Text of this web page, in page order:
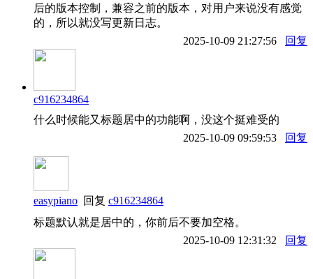
后的版本控制，兼容之前的版本，对用户来说没有感觉
的，所以就没写更新日志。
2025-10-09 21:27:56
回复
c916234864
什么时候能又标题居中的功能啊，没这个挺难受的
2025-10-09 09:59:53
回复
easypiano 回复 c916234864
标题默认就是居中的，你前后不要加空格。
2025-10-09 12:31:32
回复